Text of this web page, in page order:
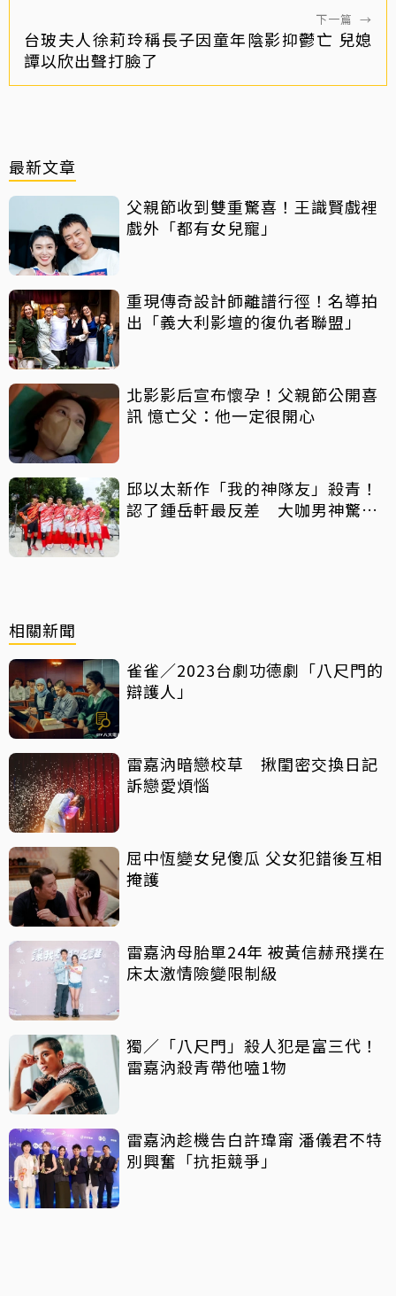
下一篇 →
台玻夫人徐莉玲稱長子因童年陰影抑鬱亡 兒媳
譚以欣出聲打臉了
最新文章
父親節收到雙重驚喜！王識賢戲裡
戲外「都有女兒寵」
重現傳奇設計師離譜行徑！名導拍
出「義大利影壇的復仇者聯盟」
北影影后宣布懷孕！父親節公開喜
訊 憶亡父：他一定很開心
邱以太新作「我的神隊友」殺青！
認了鍾岳軒最反差 大咖男神驚喜
相關新聞
雀雀／2023台劇功德劇「八尺門的
辯護人」
雷嘉汭暗戀校草 揪閨密交換日記
訴戀愛煩惱
屈中恆變女兒傻瓜 父女犯錯後互相
掩護
雷嘉汭母胎單24年 被黃信赫飛撲在
床太激情險變限制級
獨／「八尺門」殺人犯是富三代！
雷嘉汭殺青帶他嗑1物
雷嘉汭趁機告白許瑋甯 潘儀君不特
別興奮「抗拒競爭」